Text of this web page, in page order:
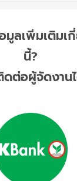
มูลเพิ่มเติมเ
นี้?
ต่อผู้จัดงาน